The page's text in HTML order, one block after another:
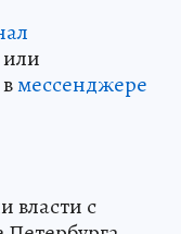
мессенджере
власти с